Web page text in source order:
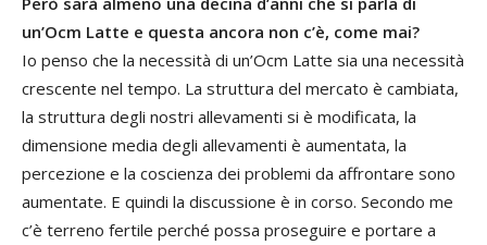
un’Ocm Latte e questa ancora non c’è, come mai?
Io penso che la necessità di un’Ocm Latte sia una necessità
crescente nel tempo. La struttura del mercato è cambiata,
la struttura degli nostri allevamenti si è modificata, la
dimensione media degli allevamenti è aumentata, la
percezione e la coscienza dei problemi da affrontare sono
aumentate. E quindi la discussione è in corso. Secondo me
c’è terreno fertile perché possa proseguire e portare a